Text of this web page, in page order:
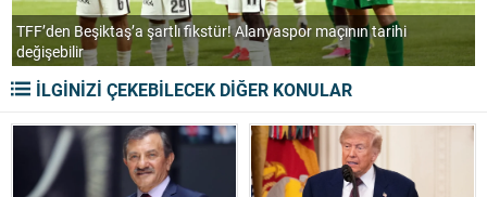
Zuhal Topal’la Yemekteyiz ne zaman başlıyor? Yeni sezon tarihi
İLGİNİZİ ÇEKEBİLECEK DİĞER KONULAR